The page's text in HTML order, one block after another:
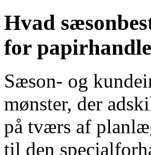
Hvad
for
Sæson- og
mønster, der
på tværs af
til den